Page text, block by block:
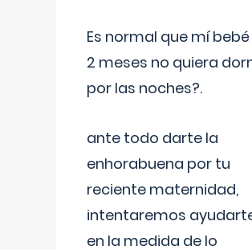
Es normal que mí
2 meses no quiera
por las noches?.
ante todo darte la
enhorabuena por tu
reciente maternidad,
intentaremos
en la medida de lo